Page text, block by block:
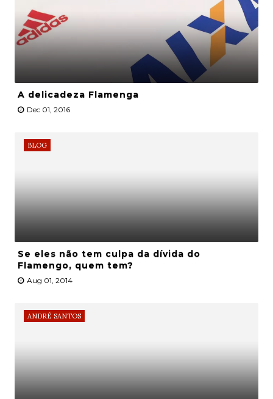
A delicadeza Flamenga
Dec 01, 2016
BLOG
Se eles não tem culpa da dívida do
Flamengo, quem tem?
Aug 01, 2014
ANDRÉ SANTOS